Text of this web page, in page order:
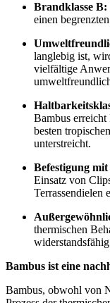
Brandklasse B:
einen
langlebig ist,
vielfältige
Bambus
besten
unterstreicht.
Befestigung
Einsatz von
Terrassendielen
thermischen
Bambus ist eine
Bambus, obwohl von